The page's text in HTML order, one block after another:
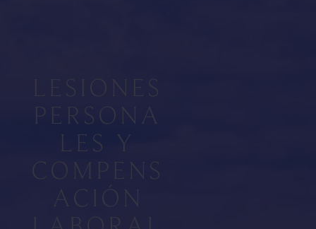
PERSONA
LES Y
COMPENS